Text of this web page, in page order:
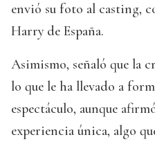
envió su foto al casting,
Harry de España.
Asimismo, señaló que la
lo que le ha llevado a
espectáculo, aunque
experiencia única, algo